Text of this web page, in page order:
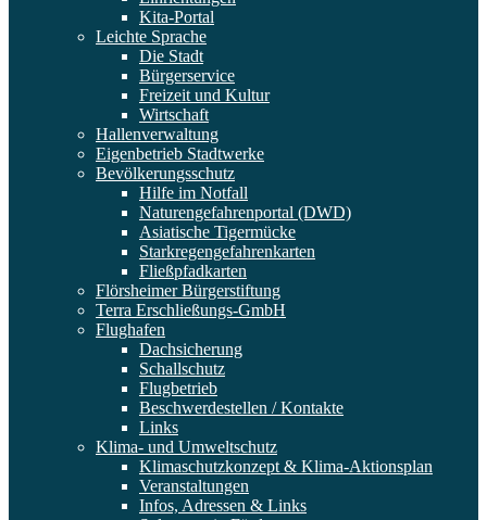
Kita-Portal
Leichte Sprache
Die Stadt
Bürgerservice
Freizeit und Kultur
Wirtschaft
Hallenverwaltung
Eigenbetrieb Stadtwerke
Bevölkerungsschutz
Hilfe im Notfall
Naturengefahrenportal (DWD)
Asiatische Tigermücke
Starkregengefahrenkarten
Fließpfadkarten
Flörsheimer Bürgerstiftung
Terra Erschließungs-GmbH
Flughafen
Dachsicherung
Schallschutz
Flugbetrieb
Beschwerdestellen / Kontakte
Links
Klima- und Umweltschutz
Klimaschutzkonzept & Klima-Aktionsplan
Veranstaltungen
Infos, Adressen & Links